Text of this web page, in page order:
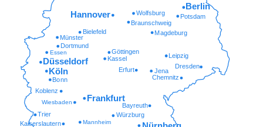
Kaiserslautern Mannheim
Würzburg
Trier
Wiesbaden Bayreuth
Koblenz
Chemnitz
Bonn
Erfurt Jena
Dresden
Kassel
Göttingen
Essen
Dortmund
Münster
Magdeburg
Bielefeld
Braunschweig
Potsdam
Wolfsburg
Frankfurt
Köln
Düsseldorf
Leipzig
Hannover
Berlin